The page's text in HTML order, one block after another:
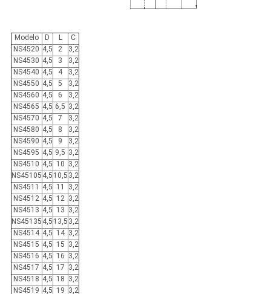
Modelo D L
C
NS4520 4,5 2
3,2
NS4530 4,5 3
3,2
NS4540 4,5 4
3,2
NS4550 4,5 5
3,2
NS4560 4,5 6
3,2
NS4565 4,5 6,5 3,2
NS4570 4,5 7
3,2
NS4580 4,5 8
3,2
NS4590 4,5 9
3,2
NS4595 4,5 9,5 3,2
NS4510 4,5 10 3,2
NS45105 4,5 10,5 3,2
NS4511
4,5 11
3,2
NS4512 4,5 12 3,2
NS4513 4,5 13 3,2
NS45135 4,5 13,5 3,2
NS4514 4,5 14 3,2
NS4515 4,5 15 3,2
NS4516 4,5 16 3,2
NS4517 4,5 17 3,2
NS4518 4,5 18 3,2
NS4519 4,5 19 3,2